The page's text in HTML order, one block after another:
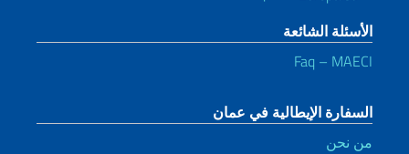
الأسئلة الشائعة
Faq – MAECI
السفارة الإيطالية في عمان
من نحن